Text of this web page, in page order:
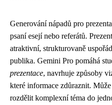
Generování nápadů pro
psaní esejí nebo referátů.
atraktivní, strukturovaně
publika. Gemini Pro pomáhá
prezentace, navrhuje způsoby
které informace zdůraznit.
rozdělit komplexní téma do